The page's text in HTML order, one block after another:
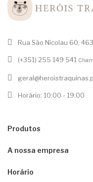
Rua São Nicolau 60,
(+351) 255 149 541
Horário: 10:00 - 19:00
Produtos
A nossa empresa
Horário